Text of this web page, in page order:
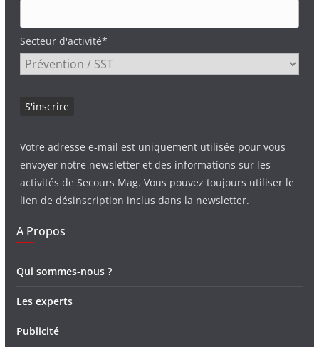
Secteur d'activité*
Votre adresse e-mail est uniquement utilisée pour vous
envoyer notre newsletter et des informations sur les
activités de Secours Mag. Vous pouvez toujours utiliser le
lien de désinscription inclus dans la newsletter.
A Propos
Qui sommes-nous ?
Les experts
Publicité